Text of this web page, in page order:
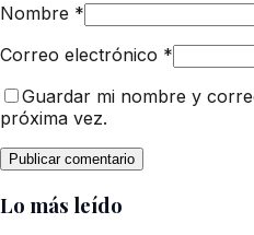
Nombre *
Correo electrónico *
Guardar mi nombre y
próxima vez.
Lo más leído